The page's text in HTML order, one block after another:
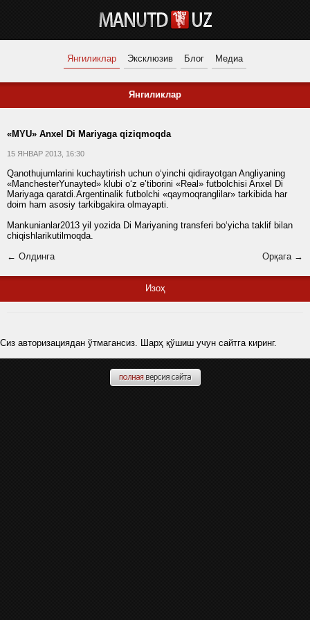
Янгиликлар Эксклюзив Блог Медиа
Янгиликлар
«MYU» Anxel Di Mariyaga qiziqmoqda
15 ЯНВАР 2013, 16:30
Qanothujumlarini kuchaytirish uchun o‘yinchi qidirayotgan Angliyaning
«ManchesterYunayted» klubi o‘z e’tiborini «Real» futbolchisi Anxel Di
Mariyaga qaratdi.Argentinalik futbolchi «qaymoqranglilar» tarkibida har
doim ham asosiy tarkibgakira olmayapti.
Mankunianlar2013 yil yozida Di Mariyaning transferi bo‘yicha taklif bilan
chiqishlarikutilmoqda.
← Олдинга
Орқага →
Изоҳ
Сиз авторизациядан ўтмагансиз. Шарҳ қўшиш учун сайтга киринг.